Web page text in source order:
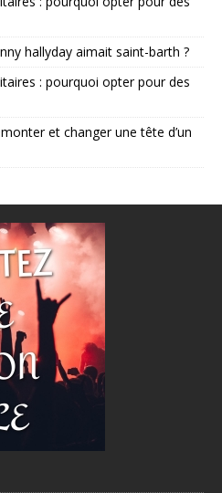
hallyday aimait saint-barth ?
: pourquoi opter pour des
et changer une tête d’un